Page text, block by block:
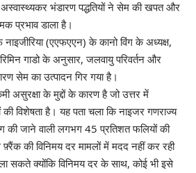
भंडारण पद्धतियों ने सेम की खपत और
प्रभाव डाला है।
(एएफएएन) के कानो विंग के अध्यक्ष,
गाडो के अनुसार, जलवायु परिवर्तन और
सेम का उत्पादन गिर गया है।
असुरक्षा के मुद्दों के कारण है जो उत्तर में
विशेषता है। यह पता चला कि नाइजर गणराज्य
की जाने वाली लगभग 45 प्रतिशत फलियों की
की विनिमय दर मामलों में मदद नहीं कर रही
ला सकते क्योंकि विनिमय दर के साथ, कोई भी इसे